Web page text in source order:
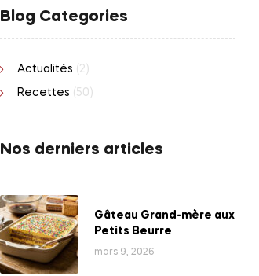
Blog Categories
Actualités (2)
Recettes (50)
Nos derniers articles
Gâteau Grand-mère aux
Petits Beurre
mars 9, 2026